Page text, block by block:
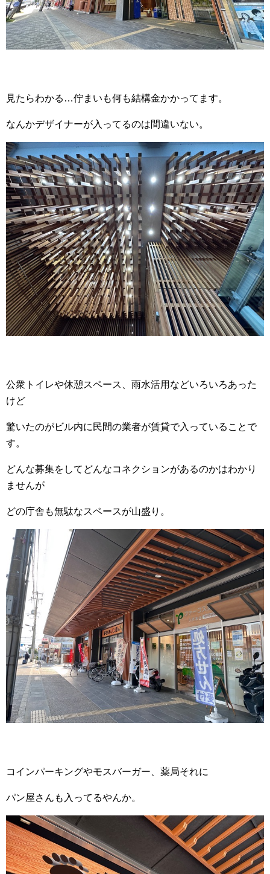
見たらわかる…佇まいも何も結構金かかってます。
なんかデザイナーが入ってるのは間違いない。
公衆トイレや休憩スペース、雨水活用などいろいろあった
けど
驚いたのがビル内に民間の業者が賃貸で入っていることで
す。
どんな募集をしてどんなコネクションがあるのかはわかり
ませんが
どの庁舎も無駄なスペースが山盛り。
コインパーキングやモスバーガー、薬局それに
パン屋さんも入ってるやんか。